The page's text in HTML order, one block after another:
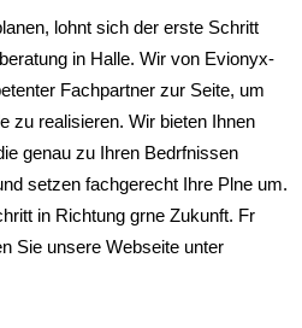
lohnt sich der erste Schritt
in Halle. Wir von Evionyx-
Fachpartner zur Seite, um
zu realisieren. Wir bieten Ihnen
genau zu Ihren Bedrfnissen
setzen fachgerecht Ihre Plne um.
in Richtung grne Zukunft. Fr
Sie unsere Webseite unter